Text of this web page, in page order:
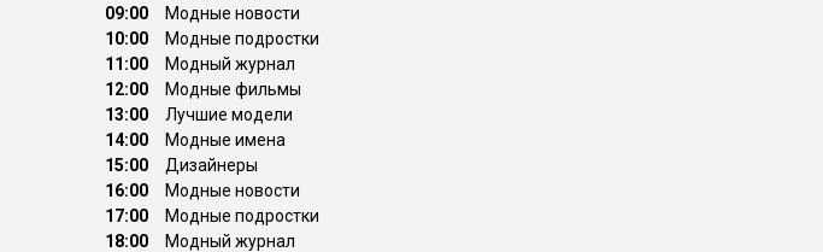
09:00
Модные новости
10:00
Модные подростки
11:00
Модный журнал
12:00
Модные фильмы
13:00
Лучшие модели
14:00
Модные имена
15:00
Дизайнеры
16:00
Модные новости
17:00
Модные подростки
18:00
Модный журнал